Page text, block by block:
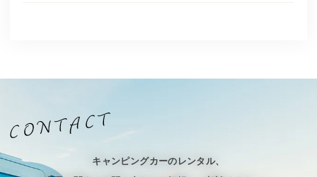
キャンピングカーのレンタル、